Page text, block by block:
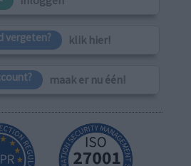
vergeten? klik hier!
maak er nu één!